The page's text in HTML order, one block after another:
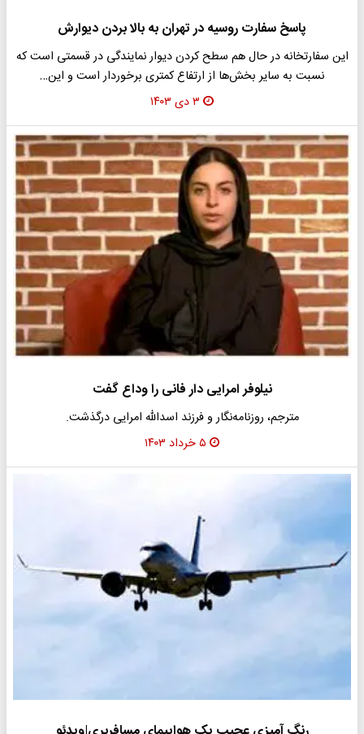
پاسخ سفارت روسیه در تهران به بالا بردن دیوارش
این سفارتخانه در حال هم سطح کردن دیوار نمایندگی در قسمتی است که
نسبت به سایر بخش‌ها از ارتفاع کمتری برخوردار است و این…
۳ دی ۱۴۰۳
نیلوفر امرایی دار فانی را وداع گفت
مترجم، روزنامه‌نگار و فرزند اسدالله امرایی درگذشت.
۵ خرداد ۱۴۰۳